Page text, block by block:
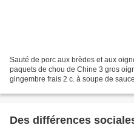
Sauté de porc aux brèdes et aux
paquets de chou de Chine 3 gros
gingembre frais 2 c. à soupe de
Des différences